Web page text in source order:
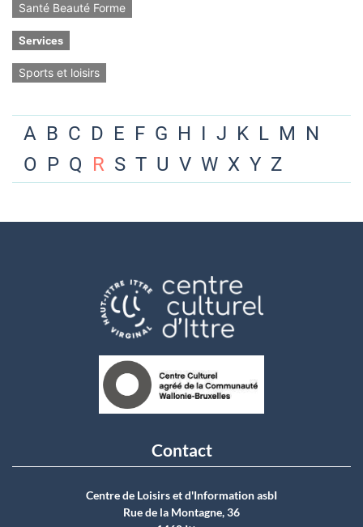
Santé Beauté Forme
Services
Sports et loisirs
A B C D E F G H I J K L M N
O P Q R S T U V W X Y Z
Contact
Centre de Loisirs et d'Information asbI
Rue de la Montagne, 36